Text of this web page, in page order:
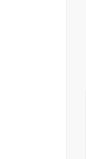
걸
해
열
요
살